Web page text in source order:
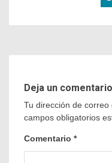
Deja un comentario
Tu dirección de correo
campos obligatorios
Comentario *